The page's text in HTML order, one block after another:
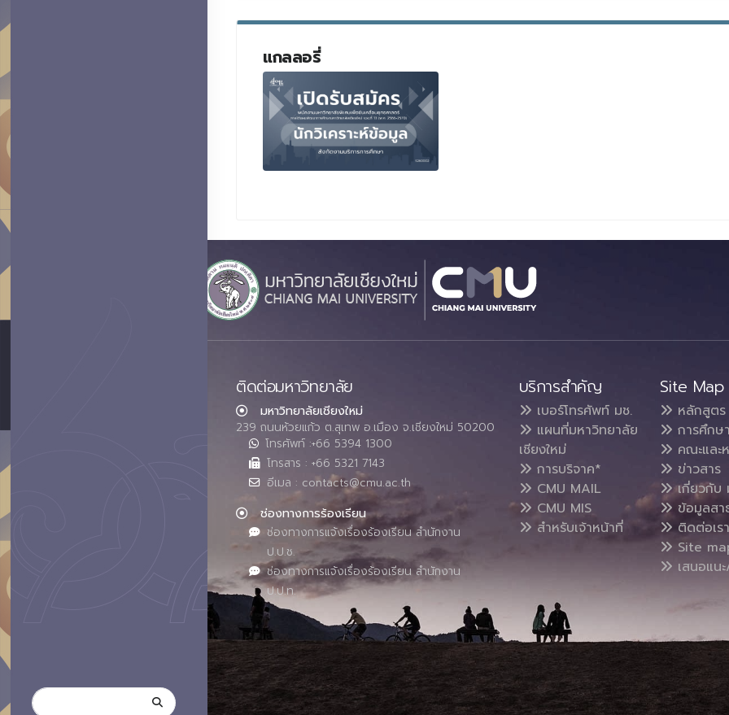
แกลลอรี่
ติดต่อมหาวิทยาลัย
มหาวิทยาลัยเชียงใหม่
239 ถนนห้วยแก้ว ต.สุเทพ อ.เมือง จ.เชียงใหม่ 50200
โทรศัพท์ :+66 5394 1300
โทรสาร : +66 5321 7143
อีเมล : contacts@cmu.ac.th
ช่องทางการร้องเรียน
ช่องทางการแจ้งเรื่องร้องเรียน สำนักงาน
ป.ป.ช.
ช่องทางการแจ้งเรื่องร้องเรียน สำนักงาน
ป.ป.ท.
บริการสำคัญ
เบอร์โทรศัพท์ มช.
แผนที่มหาวิทยาลัย
เชียงใหม่
การบริจาค*
CMU MAIL
CMU MIS
สำหรับเจ้าหน้าที่
Site Map
หลักสูตร
การศึกษ
คณะและ
ข่าวสาร
เกี่ยวกับ
ข้อมูลสา
ติดต่อเร
Site
เสนอแน